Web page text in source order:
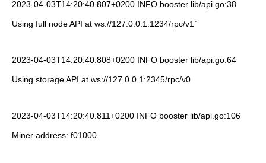
2023-04-03T14:20:40.807+0200 INFO booster lib/api.go:38
Using full node API at ws://127.0.0.1:1234/rpc/v1`
2023-04-03T14:20:40.808+0200 INFO booster lib/api.go:64
Using storage API at ws://127.0.0.1:2345/rpc/v0
2023-04-03T14:20:40.811+0200 INFO booster lib/api.go:106
Miner address: f01000